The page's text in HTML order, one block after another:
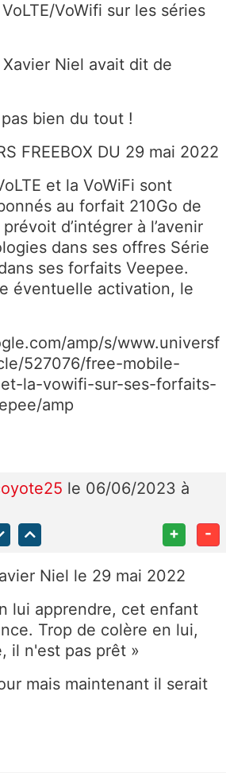
VoWifi sur les séries
Niel avait dit de
bien du tout !
FREEBOX DU 29 mai 2022
et la VoWiFi sont
au forfait 210Go de
d’intégrer à l’avenir
dans ses offres Série
ses forfaits Veepee.
éventuelle activation, le
amp/s/www.universf
527076/free-mobile-
la-vowifi-sur-ses-forfaits-
amp
le 06/06/2023 à
+ -
Niel le 29 mai 2022
lui apprendre, cet enfant
Trop de colère en lui,
il n'est pas prêt »
mais maintenant il serait